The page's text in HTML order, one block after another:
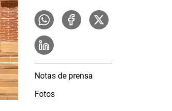
Notas de prensa
Fotos